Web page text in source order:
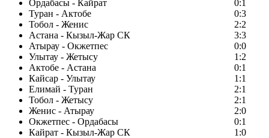
Ордабасы - Кайрат
0:1
Туран - Актобе
0:3
Тобол - Женис
2:2
Астана - Кызыл-Жар СК
3:3
Атырау - Окжетпес
0:0
Улытау - Жетысу
1:2
Актобе - Астана
0:1
Кайсар - Улытау
1:1
Елимай - Туран
2:1
Тобол - Жетысу
2:1
Женис - Атырау
2:0
Окжетпес - Ордабасы
0:1
Кайрат - Кызыл-Жар СК
1:0